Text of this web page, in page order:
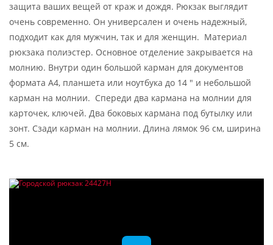
защита ваших вещей от краж и дождя. Рюкзак выглядит
очень современно. Он универсален и очень надежный,
подходит как для мужчин, так и для женщин. Материал
рюкзака полиэстер. Основное отделение закрывается на
молнию. Внутри один большой карман для документов
формата А4, планшета или ноутбука до 14 " и небольшой
карман на молнии. Спереди два кармана на молнии для
карточек, ключей. Два боковых кармана под бутылку или
зонт. Сзади карман на молнии. Длина лямок 96 см, ширина
5 см.